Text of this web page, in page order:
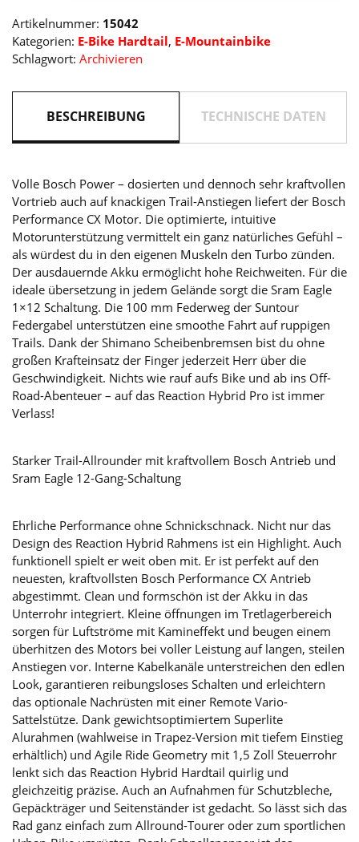
625
29
Menge
Artikelnummer: 15042
Kategorien: E-Bike Hardtail, E-Mountainbike
Schlagwort: Archivieren
BESCHREIBUNG TECHNISCHE DATEN
Volle Bosch Power – dosierten und dennoch sehr kraftvollen
Vortrieb auch auf knackigen Trail-Anstiegen liefert der Bosch
Performance CX Motor. Die optimierte, intuitive
Motorunterstützung vermittelt ein ganz natürliches Gefühl –
als würdest du in den eigenen Muskeln den Turbo zünden.
Der ausdauernde Akku ermöglicht hohe Reichweiten. Für die
ideale übersetzung in jedem Gelände sorgt die Sram Eagle
1×12 Schaltung. Die 100 mm Federweg der Suntour
Federgabel unterstützen eine smoothe Fahrt auf ruppigen
Trails. Dank der Shimano Scheibenbremsen bist du ohne
großen Krafteinsatz der Finger jederzeit Herr über die
Geschwindigkeit. Nichts wie rauf aufs Bike und ab ins Off-
Road-Abenteuer – auf das Reaction Hybrid Pro ist immer
Verlass!
Starker Trail-Allrounder mit kraftvollem Bosch Antrieb und
Sram Eagle 12-Gang-Schaltung
Ehrliche Performance ohne Schnickschnack. Nicht nur das
Design des Reaction Hybrid Rahmens ist ein Highlight. Auch
funktionell spielt er weit oben mit. Er ist perfekt auf den
neuesten, kraftvollsten Bosch Performance CX Antrieb
abgestimmt. Clean und formschön ist der Akku in das
Unterrohr integriert. Kleine öffnungen im Tretlagerbereich
sorgen für Luftströme mit Kamineffekt und beugen einem
überhitzen des Motors bei voller Leistung auf langen, steilen
Anstiegen vor. Interne Kabelkanäle unterstreichen den edlen
Look, garantieren reibungsloses Schalten und erleichtern
das optionale Nachrüsten mit einer Remote Vario-
Sattelstütze. Dank gewichtsoptimiertem Superlite
Alurahmen (wahlweise in Trapez-Version mit tiefem Einstieg
erhältlich) und Agile Ride Geometry mit 1,5 Zoll Steuerrohr
lenkt sich das Reaction Hybrid Hardtail quirlig und
gleichzeitig präzise. Auch an Aufnahmen für Schutzbleche,
Gepäckträger und Seitenständer ist gedacht. So lässt sich das
Rad ganz einfach zum Allround-Tourer oder zum sportlichen